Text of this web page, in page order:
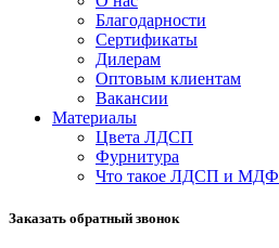
Благодарности
Сертификаты
Дилерам
Оптовым клиентам
Вакансии
Материалы
Цвета ЛДСП
Фурнитура
Что такое ЛДСП и МДФ
Заказать обратный звонок